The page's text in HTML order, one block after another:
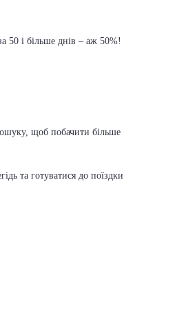
50 і більше днів – аж 50%!
щоб побачити більше
та готуватися до поїздки